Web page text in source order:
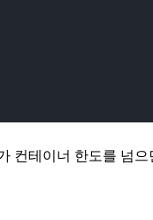
컨테이너 한도를 넘